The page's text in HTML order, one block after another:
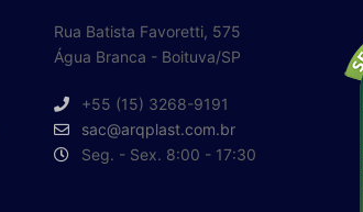
Rua Batista Favoretti, 575
Água Branca - Boituva/SP
+55 (15) 3268-9191
sac@arqplast.com.br
Seg. - Sex. 8:00 - 17:30